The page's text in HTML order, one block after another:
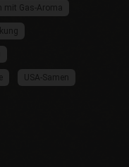
mit Gas-Aroma
USA-Samen